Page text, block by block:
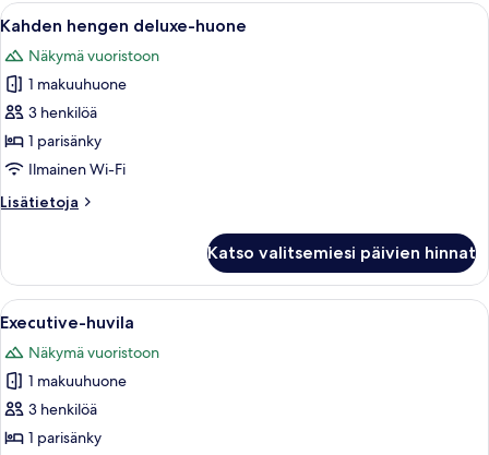
Avaa
kaikki
huonetyypin
Kahden
hengen
deluxe-
huone
Hotellihuone, jossa on puulattia,
4
Kahden hengen deluxe-huone
Näkymä vuoristoon
1 makuuhuone
3 henkilöä
1 parisänky
Ilmainen Wi-Fi
Lisätietoja
Lisätietoja
deluxe-
huone
Katso valitsemiesi päivien hinnat
Avaa
kaikki
huonetyypin
Executive-
huvila
kuvat
Makuuhuone, jossa on puinen
8
Executive-huvila
Näkymä vuoristoon
1 makuuhuone
3 henkilöä
1 parisänky